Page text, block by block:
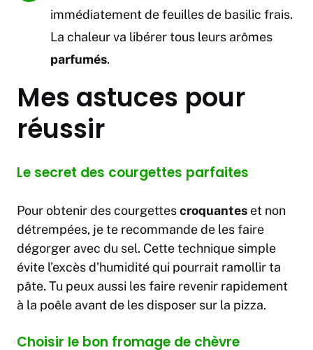
immédiatement de feuilles de basilic frais.
La chaleur va libérer tous leurs arômes
parfumés.
Mes astuces pour
réussir
Le secret des courgettes parfaites
Pour obtenir des courgettescroquantes et non
détrempées, je te recommande de les faire
dégorger avec du sel. Cette technique simple
évite l’excès d’humidité qui pourrait ramollir ta
pâte. Tu peux aussi les faire revenir rapidement
à la poêle avant de les disposer sur la pizza.
Choisir le bon fromage de chèvre